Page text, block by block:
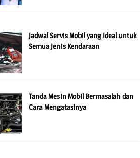
Jadwal Servis Mobil yang Ideal untuk
Semua Jenis Kendaraan
Tanda Mesin Mobil Bermasalah dan
Cara Mengatasinya